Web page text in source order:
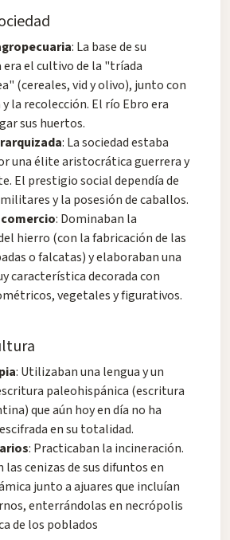
: La base de su
era el cultivo de la "tríada
(cereales, vid y olivo), junto con
la recolección. El río Ebro era
sus huertos.
: La sociedad estaba
una élite aristocrática guerrera y
El prestigio social dependía de
y la posesión de caballos.
: Dominaban la
hierro (con la fabricación de las
o falcatas) y elaboraban una
característica decorada con
vegetales y figurativos.
: Utilizaban una lengua y un
paleohispánica (escritura
que aún hoy en día no ha
en su totalidad.
: Practicaban la incineración.
las cenizas de sus difuntos en
junto a ajuares que incluían
enterrándolas en necrópolis
de los poblados